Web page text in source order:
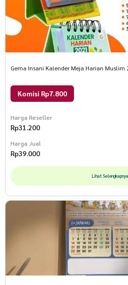
Gema Insani Kalender Meja Harian Muslim
Komisi Rp7.800
Harga Reseller
Rp31.200
Harga Jual
Rp39.000
Lihat Selengkapnya